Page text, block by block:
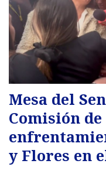
Mesa del
Comisión
y Flores en